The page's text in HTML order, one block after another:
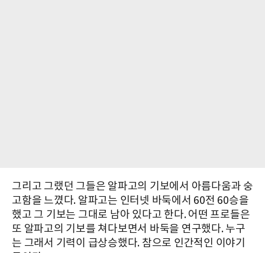
그리고 그랬던 그들은 알파고의 기보에서 아름다움과 숭
고함을 느꼈다. 알파고는 인터넷 바둑에서 60전 60승을
했고 그 기보는 그대로 남아 있다고 한다. 어떤 프로들은
또 알파고의 기보를 쳐다보면서 바둑을 연구했다. 누구
는 그래서 기력이 급상승했다. 참으로 인간적인 이야기